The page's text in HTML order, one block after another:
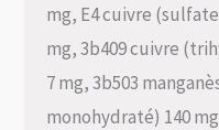
mg, E4 cuivre
mg, 3b409 cuivre
7 mg, 3b503
monohydraté) 140